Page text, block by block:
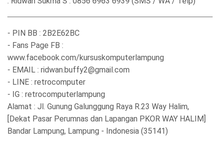
- PIN BB : 2B2E62BC
- Fans Page FB :
www.facebook.com/kursuskomputerlampung
- EMAIL : ridwan.buffy2@gmail.com
- LINE : retrocomputer
- IG : retrocomputerlampung
Alamat : Jl. Gunung Galunggung Raya R.23 Way Halim,
[Dekat Pasar Perumnas dan Lapangan PKOR WAY HALIM]
Bandar Lampung, Lampung - Indonesia (35141)